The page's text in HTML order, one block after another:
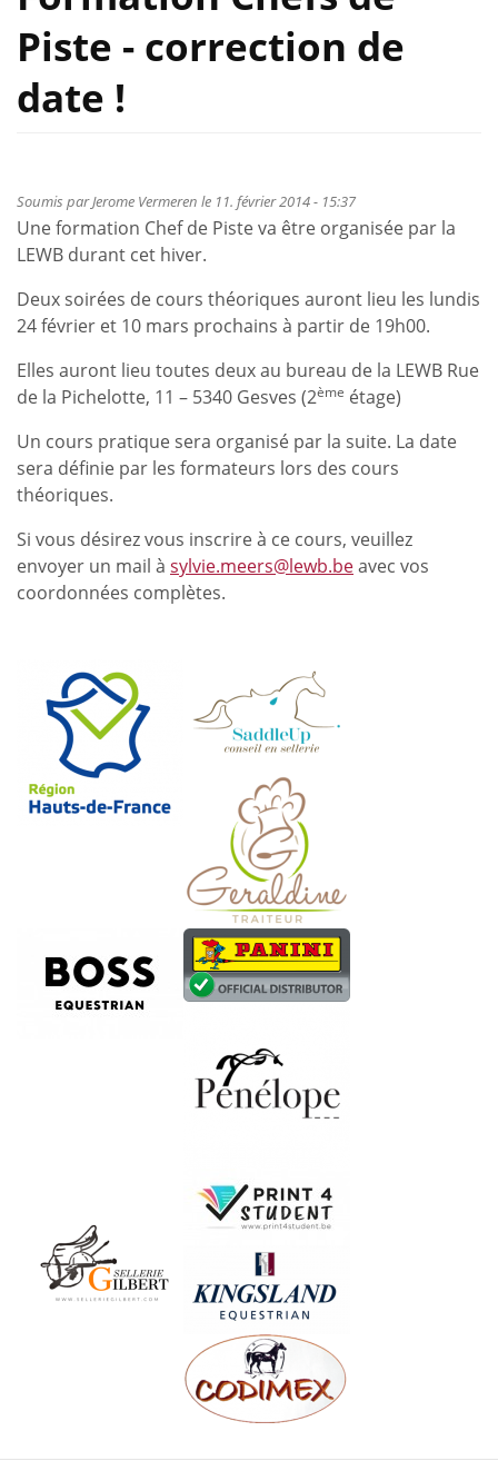
Piste - correction de
date !
Soumis parJerome Vermeren le 11. février 2014 - 15:37
Une formation Chef de Piste va être organisée par la
LEWB durant cet hiver.
Deux soirées de cours théoriques auront lieu les lundis
24 février et 10 mars prochains à partir de 19h00.
Elles auront lieu toutes deux au bureau de la LEWB Rue
de la Pichelotte, 11 – 5340 Gesves (2ème étage)
Un cours pratique sera organisé par la suite. La date
sera définie par les formateurs lors des cours
théoriques.
Si vous désirez vous inscrire à ce cours, veuillez
envoyer un mail à sylvie.meers@lewb.beavec vos
coordonnées complètes.